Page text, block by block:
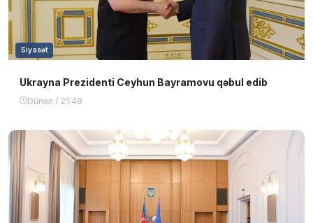
Siyasət
Ukrayna Prezidenti Ceyhun Bayramovu qəbul edib
Dünən / 21:49